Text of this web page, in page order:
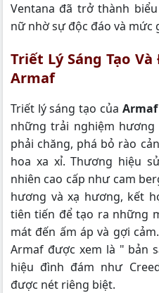
Ventana đã trở thành
nữ nhờ sự độc đáo và mức
Triết Lý Sáng Tạo
Armaf
Triết lý sáng tạo của Armaf
những trải nghiệm
phải chăng, phá bỏ rào
hoa xa xỉ. Thương hiệu
nhiên cao cấp như cam
hương và xạ hương, kết
tiên tiến để tạo ra những
mát đến ấm áp và gợi
Armaf được xem là " bản
hiệu đình đám như
được nét riêng biệt.